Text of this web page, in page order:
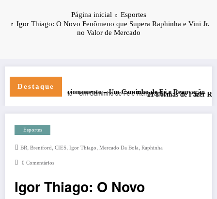
Página inicial
Esportes
Igor Thiago: O Novo Fenômeno que Supera Raphinha e Vini Jr.
no Valor de Mercado
Destaque
Relacionamento – Um Caminho de Fé e Renovação
21 Formas de Fazer R$3.000 Online
Esportes
BR, Brentford , CIES, Igor Thiago, Mercado Da Bola, Raphinha
0 Comentários
Igor Thiago: O Novo